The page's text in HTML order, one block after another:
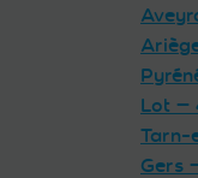
Lot —
Tarn-
Gers